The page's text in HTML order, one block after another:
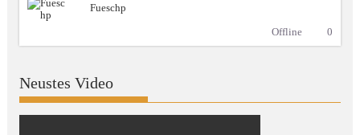
Fueschp
Offline
0
Neustes Video